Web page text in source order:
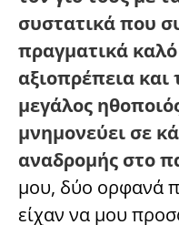
συστατικά που
πραγματικά
αξιοπρέπεια
μεγάλος
μνημονεύει σε
αναδρομής στο
μου, δύο ορφανά
είχαν να μου